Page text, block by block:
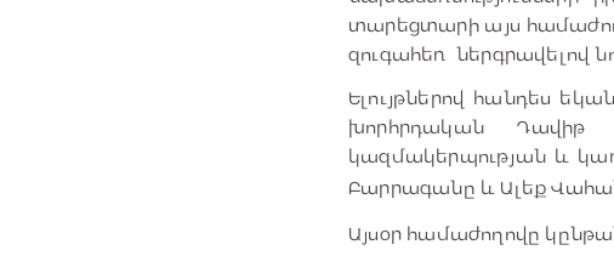
տարեցտարի այս
զուգահեռ ներգրավելով
Ելույթներով հանդես
խորհրդական Դավիթ
կազմակերպության և
Բարրագանը և Ալեք
Այսօր համաժողովը